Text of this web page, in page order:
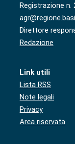
Registrazione n.
Direttore
Redazione
Link utili
Lista RSS
Note legali
Privacy
Area riservata